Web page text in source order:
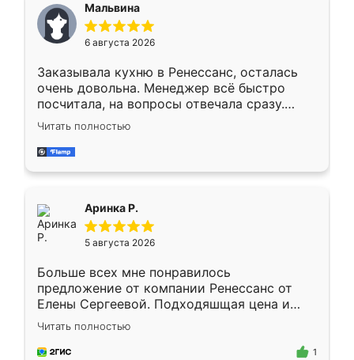
меньше, здесь же он более разнообразный.
Мне нравится ,если что-то потребуется из
мебели буду заказывать только здесь.
Мальвина
6 августа 2026
Заказывала кухню в Ренессанс, осталась
очень довольна. Менеджер всё быстро
посчитала, на вопросы отвечала сразу.
Замерщик приехал в субботу, подошёл к
делу со всей ответственностью. Собрали
за день, ребята работали аккуратно, даже
Читать полностью
Аринка Р.
5 августа 2026
Больше всех мне понравилось
предложение от компании Ренессанс от
Елены Сергеевой. Подходяшщая цена и
короткие сроки изготовления. Приехавший
для замера сотрудник Владислав
предложил по моему эскизу самый
Читать полностью
1